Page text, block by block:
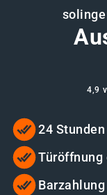
4,9
24
Türöffnung